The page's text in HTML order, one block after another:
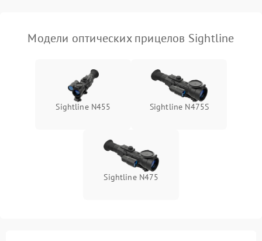
Модели оптических прицелов Sightline
Sightline N455 Sightline N475S
Sightline N475